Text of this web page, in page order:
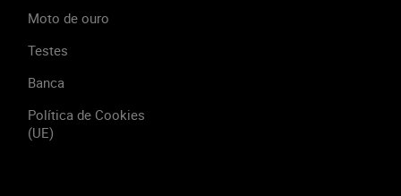
Moto de ouro
Testes
Banca
Política de Cookies
(UE)